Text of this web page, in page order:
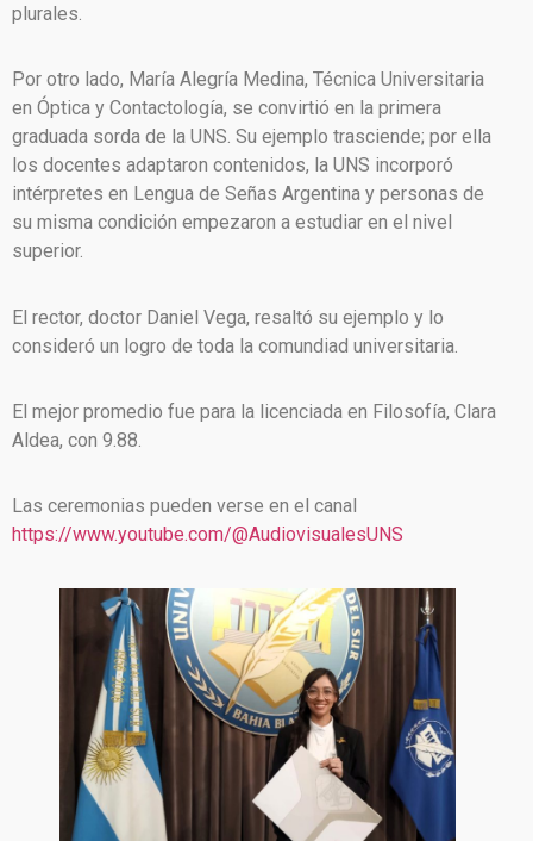
plurales.
Por otro lado, María Alegría Medina, Técnica Universitaria
en Óptica y Contactología, se convirtió en la primera
graduada sorda de la UNS. Su ejemplo trasciende; por ella
los docentes adaptaron contenidos, la UNS incorporó
intérpretes en Lengua de Señas Argentina y personas de
su misma condición empezaron a estudiar en el nivel
superior.
El rector, doctor Daniel Vega, resaltó su ejemplo y lo
consideró un logro de toda la comundiad universitaria.
El mejor promedio fue para la licenciada en Filosofía, Clara
Aldea, con 9.88.
Las ceremonias pueden verse en el canal
https://www.youtube.com/@AudiovisualesUNS